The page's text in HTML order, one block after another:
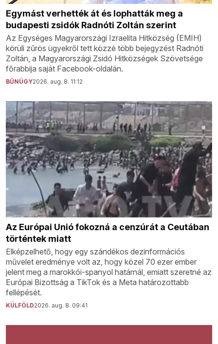
Egymást verhették át és lophatták meg a
budapesti zsidók Radnóti Zoltán szerint
Az Egységes Magyarországi Izraelita Hitközség (EMIH)
körüli zűrös ügyekről tett közzé több bejegyzést Radnóti
Zoltán, a Magyarországi Zsidó Hitközségek Szövetsége
főrabbija saját Facebook-oldalán.
BŰNÜGY2026. aug. 8. 11:12
Az Európai Unió fokozná a cenzúrát a Ceutában
történtek miatt
Elképzelhető, hogy egy szándékos dezinformációs
művelet eredménye volt az, hogy közel 70 ezer ember
jelent meg a marokkói-spanyol határnál, emiatt szeretné az
Európai Bizottság a TikTok és a Meta határozottabb
fellépését.
KÜLFÖLD2026. aug. 8. 09:41